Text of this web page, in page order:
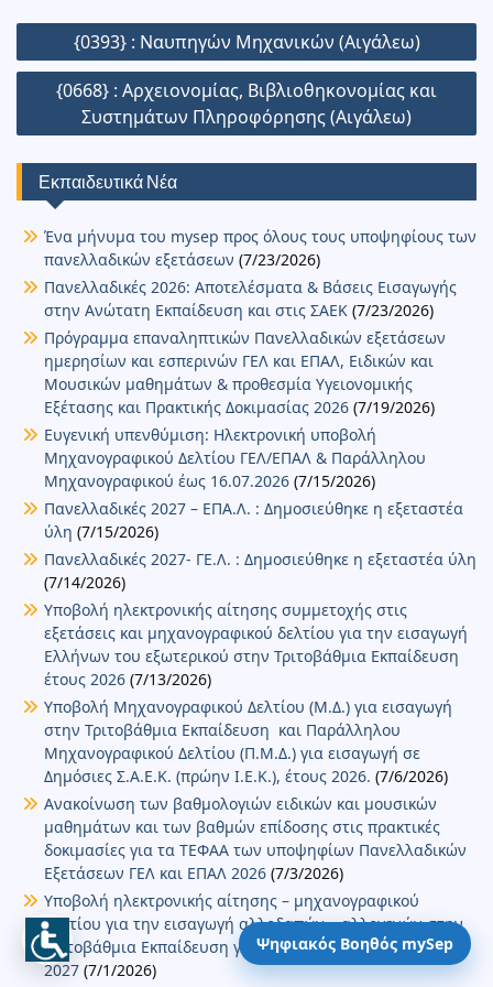
b
o
o
k
A
p
p
Li
n
k
n
g
er
e dI
n
l o
d
o
n
bl
r
e
st
α
σ
τε
ίτ
ε
Πλοήγηση
άρθρων
{0393} : Ναυπηγών Μηχανικών (Αιγάλεω)
{0668} : Αρχειονομίας, Βιβλιοθηκονομίας και
Συστημάτων Πληροφόρησης (Αιγάλεω)
Εκπαιδευτικά Νέα
Ένα μήνυμα του mysep προς όλους τους υποψηφίους των
πανελλαδικών εξετάσεων (7/23/2026)
Πανελλαδικές 2026: Αποτελέσματα & Βάσεις Εισαγωγής
στην Ανώτατη Εκπαίδευση και στις ΣΑΕΚ (7/23/2026)
Πρόγραμμα επαναληπτικών Πανελλαδικών εξετάσεων
ημερησίων και εσπερινών ΓΕΛ και ΕΠΑΛ, Ειδικών και
Μουσικών μαθημάτων & προθεσμία Υγειονομικής
Εξέτασης και Πρακτικής Δοκιμασίας 2026 (7/19/2026)
Ευγενική υπενθύμιση: Ηλεκτρονική υποβολή
Μηχανογραφικού Δελτίου ΓΕΛ/ΕΠΑΛ & Παράλληλου
Μηχανογραφικού έως 16.07.2026 (7/15/2026)
Πανελλαδικές 2027 – ΕΠΑ.Λ. : Δημοσιεύθηκε η εξεταστέα
ύλη (7/15/2026)
Πανελλαδικές 2027- ΓΕ.Λ. : Δημοσιεύθηκε η εξεταστέα ύλη
(7/14/2026)
Υποβολή ηλεκτρονικής αίτησης συμμετοχής στις
εξετάσεις και μηχανογραφικού δελτίου για την εισαγωγή
Ελλήνων του εξωτερικού στην Τριτοβάθμια Εκπαίδευση
έτους 2026 (7/13/2026)
Υποβολή Μηχανογραφικού Δελτίου (Μ.Δ.) για εισαγωγή
στην Τριτοβάθμια Εκπαίδευση και Παράλληλου
Μηχανογραφικού Δελτίου (Π.Μ.Δ.) για εισαγωγή σε
Δημόσιες Σ.Α.Ε.Κ. (πρώην Ι.Ε.Κ.), έτους 2026. (7/6/2026)
Ανακοίνωση των βαθμολογιών ειδικών και μουσικών
μαθημάτων και των βαθμών επίδοσης στις πρακτικές
δοκιμασίες για τα ΤΕΦΑΑ των υποψηφίων Πανελλαδικών
Εξετάσεων ΓΕΛ και ΕΠΑΛ 2026 (7/3/2026)
Υποβολή ηλεκτρονικής αίτησης – μηχανογραφικού
δελτίου για την εισαγωγή αλλοδαπών – αλλογενών στην
Τριτοβάθμια Εκπαίδευση για το ακαδημαϊκό έτος 2026-
2027 (7/1/2026)
Ψηφιακός Βοηθός mySep